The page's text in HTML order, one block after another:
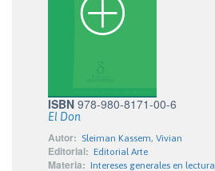
ISBN 978-980-8171-00-6
El Don
Autor: Sleiman Kassem, Vivian
Editorial: Editorial Arte
Materia: Intereses generales en lectura